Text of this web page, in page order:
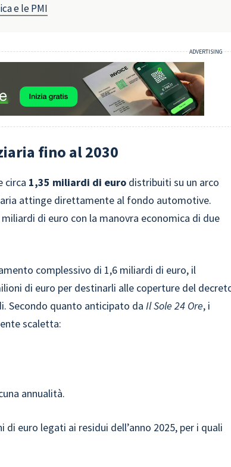
e le PMI
fino al 2030
circa 1,35 miliardi di euro distribuiti su un arco
attinge direttamente al fondo automotive.
di euro con la manovra economica di due
complessivo di 1,6 miliardi di euro, il
di euro per destinarli alle coperture del
Secondo quanto anticipato daIl Sole 24 Ore, i
scaletta:
annualità.
euro legati ai residui dell’anno 2025, per i quali